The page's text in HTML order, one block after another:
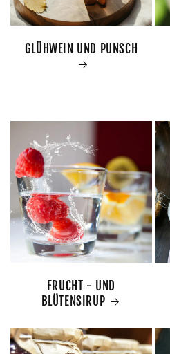
GLÜHWEIN UND PUNSCH
FRUCHT - UND
BLÜTENSIRUP